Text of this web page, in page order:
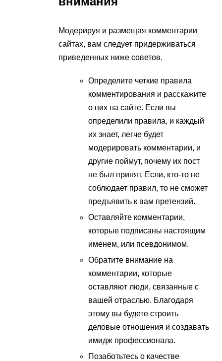
Модерируя и размещая комментарии
сайтах, вам следует придерживаться
приведенных ниже советов.
Определите четкие правила
комментирования и расскажите
о них на сайте. Если вы
определили правила, и каждый
их знает, легче будет
модерировать комментарии, и
другие поймут, почему их пост
не был принят. Если, кто-то не
соблюдает правил, то не сможет
предъявить к вам претензий.
Оставляйте комментарии,
которые подписаны настоящим
именем, или псевдонимом.
Обратите внимание на
комментарии, которые
оставляют люди, связанные с
вашей отраслью. Благодаря
этому вы будете строить
деловые отношения и создавать
имидж профессионала.
Позаботьтесь о качестве